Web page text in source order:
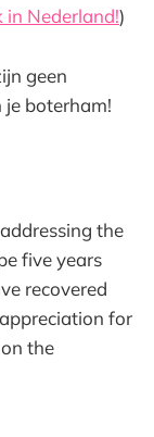
in Nederland!)
geen
boterham!
addressing the
five years
recovered
for
the